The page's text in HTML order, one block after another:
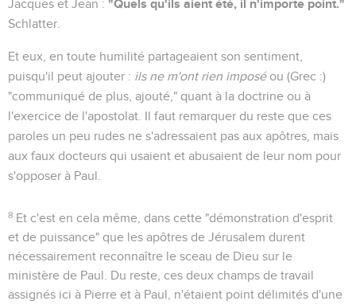
Jacques et Jean : "Quels qu'ils aient été, il n'importe point."
Schlatter.
Et eux, en toute humilité partageaient son sentiment,
puisqu'il peut ajouter : ils ne m'ont rien imposéou (Grec :)
"communiqué de plus, ajouté," quant à la doctrine ou à
l'exercice de l'apostolat. Il faut remarquer du reste que ces
paroles un peu rudes ne s'adressaient pas aux apôtres, mais
aux faux docteurs qui usaient et abusaient de leur nom pour
s'opposer à Paul.
8 Et c'est en cela même, dans cette "démonstration d'esprit
et de puissance" que les apôtres de Jérusalem durent
nécessairement reconnaître le sceau de Dieu sur le
ministère de Paul. Du reste, ces deux champs de travail
assignés ici à Pierre et à Paul, n'étaient point délimités d'une